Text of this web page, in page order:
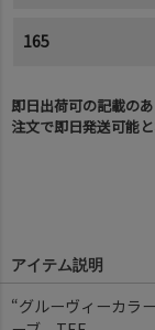
165
即日出荷可の記載の
注文で即日発送可能と
アイテム説明
“グルーヴィーカ